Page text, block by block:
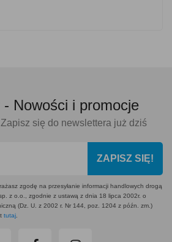
- Nowości i promocje
się do newslettera już dziś
ZAPISZ SIĘ!
zgodę na przesyłanie informacji handlowych drogą
z o.o., zgodnie z ustawą z dnia 18 lipca 2002r. o
(Dz. U. z 2002 r. Nr 144, poz. 1204 z późn. zm.)
tutaj